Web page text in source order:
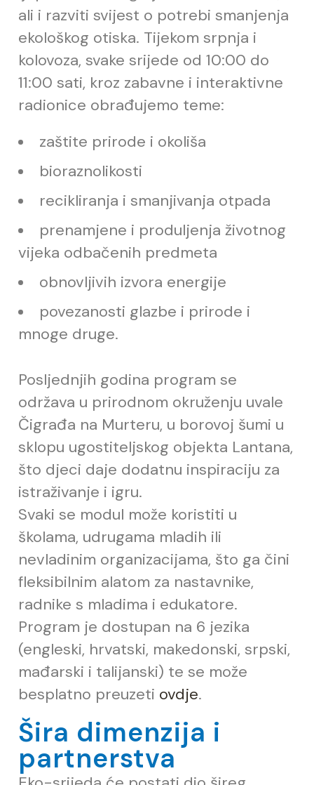
ali i razviti svijest o potrebi smanjenja
ekološkog otiska. Tijekom srpnja i
kolovoza, svake srijede od 10:00 do
11:00 sati, kroz zabavne i interaktivne
radionice obrađujemo teme:
zaštite prirode i okoliša
bioraznolikosti
recikliranja i smanjivanja otpada
prenamjene i produljenja životnog
vijeka odbačenih predmeta
obnovljivih izvora energije
povezanosti glazbe i prirode i
mnoge druge.
Posljednjih godina program se
održava u prirodnom okruženju uvale
Čigrađa na Murteru, u borovoj šumi u
sklopu ugostiteljskog objekta Lantana,
što djeci daje dodatnu inspiraciju za
istraživanje i igru.
Svaki se modul može koristiti u
školama, udrugama mladih ili
nevladinim organizacijama, što ga čini
fleksibilnim alatom za nastavnike,
radnike s mladima i edukatore.
Program je dostupan na 6 jezika
(engleski, hrvatski, makedonski, srpski,
mađarski i talijanski) te se može
besplatno preuzeti ovdje.
Šira dimenzija i
partnerstva